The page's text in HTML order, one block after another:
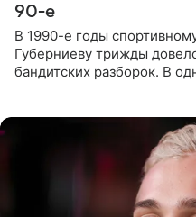
90-е
В 1990-е годы
Губерниеву трижды
бандитских разборок. В